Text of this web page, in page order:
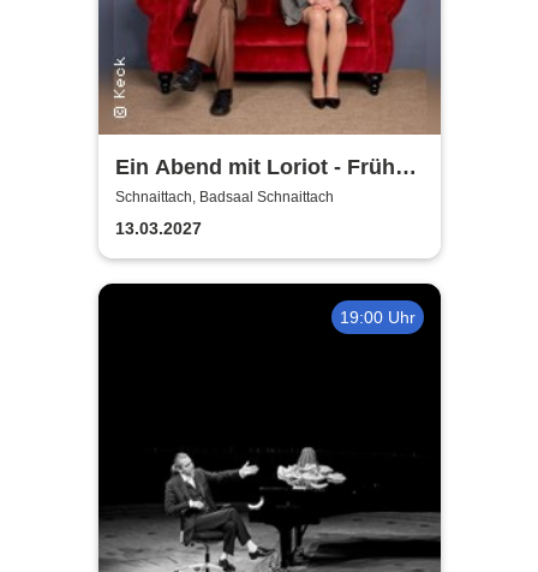
Ein Abend mit Loriot - Früher
war mehr Lametta
Schnaittach, Badsaal Schnaittach
13.03.2027
19:00 Uhr